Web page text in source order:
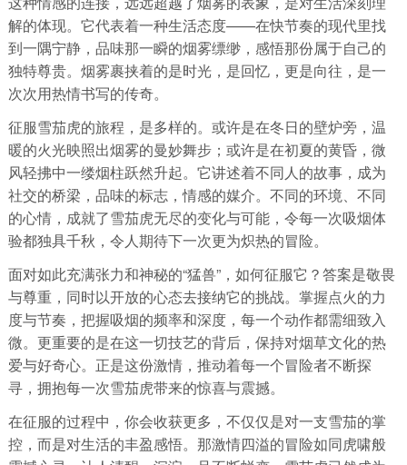
解的体现。它代表着一种生活态度——在快节奏的现代里找
到一隅宁静，品味那一瞬的烟雾缥缈，感悟那份属于自己的
独特尊贵。烟雾裹挟着的是时光，是回忆，更是向往，是一
次次用热情书写的传奇。
征服雪茄虎的旅程，是多样的。或许是在冬日的壁炉旁，温
暖的火光映照出烟雾的曼妙舞步；或许是在初夏的黄昏，微
风轻拂中一缕烟柱跃然升起。它讲述着不同人的故事，成为
社交的桥梁，品味的标志，情感的媒介。不同的环境、不同
的心情，成就了雪茄虎无尽的变化与可能，令每一次吸烟体
验都独具千秋，令人期待下一次更为炽热的冒险。
面对如此充满张力和神秘的“猛兽”，如何征服它？答案是敬畏
与尊重，同时以开放的心态去接纳它的挑战。掌握点火的力
度与节奏，把握吸烟的频率和深度，每一个动作都需细致入
微。更重要的是在这一切技艺的背后，保持对烟草文化的热
爱与好奇心。正是这份激情，推动着每一个冒险者不断探
寻，拥抱每一次雪茄虎带来的惊喜与震撼。
在征服的过程中，你会收获更多，不仅仅是对一支雪茄的掌
控，而是对生活的丰盈感悟。那激情四溢的冒险如同虎啸般